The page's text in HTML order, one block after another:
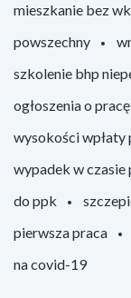
mieszkanie bez
powszechny
szkolenie bhp
ogłoszenia o pracę
wysokości
wypadek w czasie
do ppk
pierwsza praca
na covid-19